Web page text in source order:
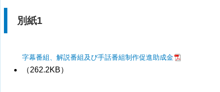
別紙1
字幕番組、解説番組及び手話番組制作促進助成金
（262.2KB）